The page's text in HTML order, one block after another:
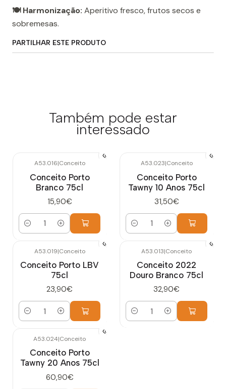
🍽️ Harmonização: Aperitivo fresco, frutos secos e
sobremesas.
PARTILHAR ESTE PRODUTO
Também pode estar
interessado
A53.016|Conceito
Conceito Porto
Branco 75cl
15,90€
Quantidade
A53.023|Conceito
Conceito Porto
Tawny 10 Anos 75cl
31,50€
Quantidade
A53.019|Conceito
Conceito Porto LBV
75cl
23,90€
Quantidade
A53.013|Conceito
Conceito 2022
Douro Branco 75cl
32,90€
Quantidade
A53.024|Conceito
Conceito Porto
Tawny 20 Anos 75cl
60,90€